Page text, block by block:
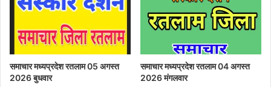
समाचार मध्यप्रदेश रतलाम 05 अगस्त
2026 बुधवार
समाचार मध्यप्रदेश रतलाम 04 अगस्त
2026 मंगलवार